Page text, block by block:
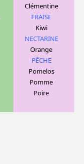
Clémentine
FRAISE
Kiwi
NECTARINE
Orange
PÊCHE
Pomelos
Pomme
Poire